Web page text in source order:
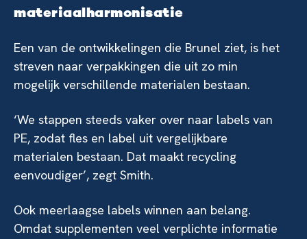
materiaalharmonisatie
Een van de ontwikkelingen die Brunel ziet, is het
streven naar verpakkingen die uit zo min
mogelijk verschillende materialen bestaan.
‘We stappen steeds vaker over naar labels van
PE, zodat fles en label uit vergelijkbare
materialen bestaan. Dat maakt recycling
eenvoudiger’, zegt Smith.
Ook meerlaagse labels winnen aan belang.
Omdat supplementen veel verplichte informatie